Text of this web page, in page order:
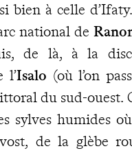
bien à celle
national de
de là, à la
l’Isalo (où l’on
du sud-ouest.
sylves humides
de la glèbe